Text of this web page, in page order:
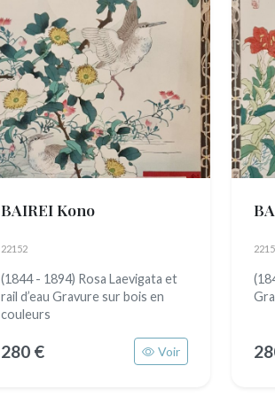
BAIREI Kono
22152
(1844 - 1894) Rosa Laevigata et
rail d’eau Gravure sur bois en
couleurs
280 € Voir